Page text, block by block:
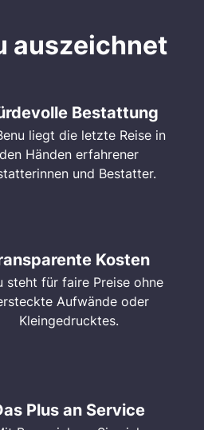
auszeichnet
Bestattung
liegt die letzte Reise in
den Händen erfahrener
und Bestatter.
Kosten
steht für faire Preise ohne
Aufwände oder
Kleingedrucktes.
Plus an Service